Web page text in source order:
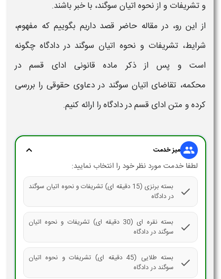
و تشریفات و ازنحوه اتیان سوگند، با خبر باشند.
از این رو، در مقاله حاضر قصد داریم بگوییم که مفهوم،
شرایط، تشریفات و نحوه اتیان سوگند در دادگاه چگونه
است و پس از ذکر ماده قانونی ادای قسم در
محکمه، تقاضای اتیان سوگند در دعاوی حقوقی را بررسی
کرده و متنادای قسم در دادگاه را ارائه کنیم.
group میز خدمت expand_more
لطفا خدمت مورد نظر خود را انتخاب نمایید:
check
بسته برنزی (15 دقیقه ای) تشریفات و نحوه اتیان سوگند
در دادگاه
check
بسته نقره ای (30 دقیقه ای) تشریفات و نحوه اتیان
سوگند در دادگاه
check
بسته طلایی (45 دقیقه ای) تشریفات و نحوه اتیان
سوگند در دادگاه